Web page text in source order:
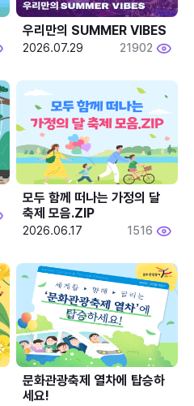
우리만의 SUMMER VIBES
2026.07.29 21902
모두 함께 떠나는 가정의 달
축제 모음.ZIP
2026.06.17 1516
문화관광축제 열차에 탑승하
세요!